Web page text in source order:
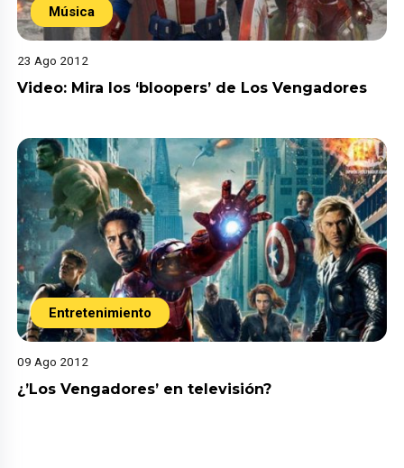
Música
23 Ago 2012
Video: Mira los ‘bloopers’ de Los Vengadores
Entretenimiento
09 Ago 2012
¿’Los Vengadores’ en televisión?